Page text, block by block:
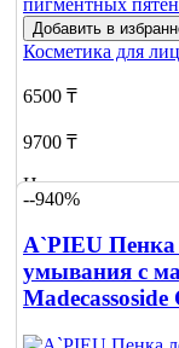
Добавить в
Косметика для
6500 ₸
9700 ₸
Нет в наличии
о наличии
--940%
A`PIEU Пенка
умывания с